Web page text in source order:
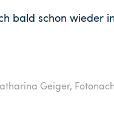
bald schon wieder
Geiger,